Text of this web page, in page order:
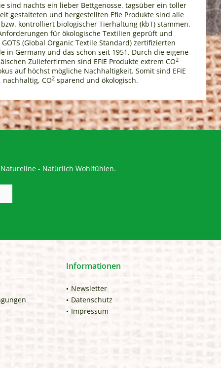
sind nachts ein lieber Bettgenosse, tagsüber ein toller
gestalteten und hergestellten Efie Produkte sind alle
kontrolliert biologischer Tierhaltung (kbT) stammen.
für ökologische Textilien geprüft und
(Global Organic Textile Standard) zertifizierten
in Germany und das schon seit 1951. Durch die eigene
Zulieferfirmen sind EFIE Produkte extrem CO2
auf höchst mögliche Nachhaltigkeit. Somit sind EFIE
CO2sparend und ökologisch.
- Natürlich Wohlfühlen.
Informationen
Newsletter
Datenschutz
Impressum